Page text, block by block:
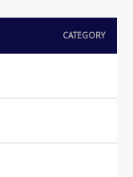
CATEGORY